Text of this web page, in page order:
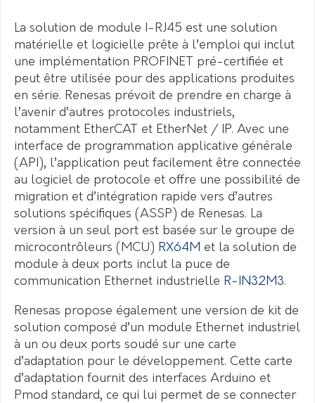
La solution de module I-RJ45 est une solution
matérielle et logicielle prête à l’emploi qui inclut
une implémentation PROFINET pré-certifiée et
peut être utilisée pour des applications produites
en série. Renesas prévoit de prendre en charge à
l’avenir d’autres protocoles industriels,
notamment EtherCAT et EtherNet / IP. Avec une
interface de programmation applicative générale
(API), l’application peut facilement être connectée
au logiciel de protocole et offre une possibilité de
migration et d’intégration rapide vers d’autres
solutions spécifiques (ASSP) de Renesas. La
version à un seul port est basée sur le groupe de
microcontrôleurs (MCU) RX64M et la solution de
module à deux ports inclut la puce de
communication Ethernet industrielle R-IN32M3.
Renesas propose également une version de kit de
solution composé d’un module Ethernet industriel
à un ou deux ports soudé sur une carte
d’adaptation pour le développement. Cette carte
d’adaptation fournit des interfaces Arduino et
Pmod standard, ce qui lui permet de se connecter